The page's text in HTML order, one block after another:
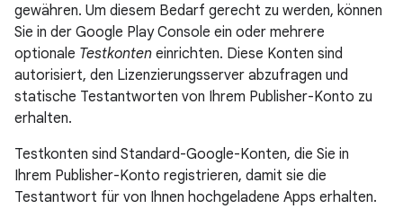
gewähren. Um diesem Bedarf gerecht zu werden, können
Sie in der Google Play Console ein oder mehrere
optionale Testkonten einrichten. Diese Konten sind
autorisiert, den Lizenzierungsserver abzufragen und
statische Testantworten von Ihrem Publisher-Konto zu
erhalten.
Testkonten sind Standard-Google-Konten, die Sie in
Ihrem Publisher-Konto registrieren, damit sie die
Testantwort für von Ihnen hochgeladene Apps erhalten.